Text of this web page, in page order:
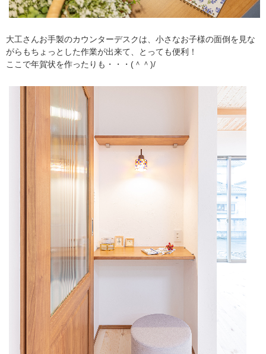
大工さんお手製のカウンターデスクは、小さなお子様の面倒を見な
がらもちょっとした作業が出来て、とっても便利！
ここで年賀状を作ったりも・・・(＾＾)/